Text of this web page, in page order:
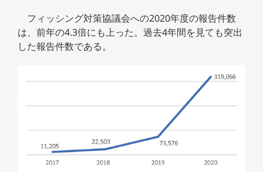
フィッシング対策協議会への2020年度の報告件数
は、前年の4.3倍にも上った。過去4年間を見ても突出
した報告件数である。